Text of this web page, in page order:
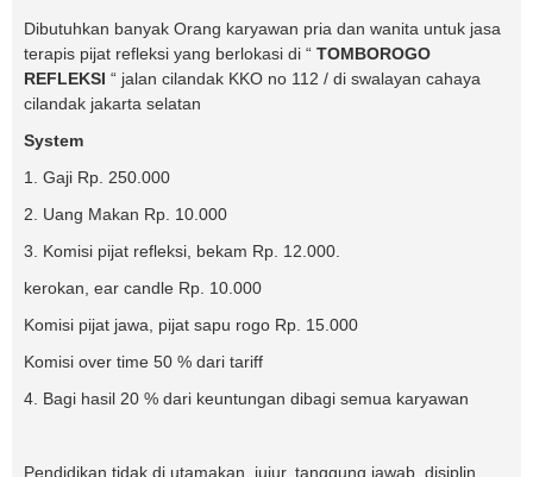
Dibutuhkan banyak Orang karyawan pria dan wanita untuk jasa
terapis pijat refleksi yang berlokasi di “ TOMBOROGO
REFLEKSI “ jalan cilandak KKO no 112 / di swalayan cahaya
cilandak jakarta selatan
System
1. Gaji Rp. 250.000
2. Uang Makan Rp. 10.000
3. Komisi pijat refleksi, bekam Rp. 12.000.
kerokan, ear candle Rp. 10.000
Komisi pijat jawa, pijat sapu rogo Rp. 15.000
Komisi over time 50 % dari tariff
4. Bagi hasil 20 % dari keuntungan dibagi semua karyawan
Pendidikan tidak di utamakan, jujur, tanggung jawab, disiplin,